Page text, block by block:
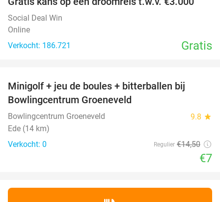
Social Deal Win
Online
Verkocht: 186.721
Gratis
NEW
TODAY
Minigolf + jeu de boules + bitterballen bij
Bowlingcentrum Groeneveld
Bowlingcentrum Groeneveld 9.8 star
Ede (14 km)
Verkocht: 0
Regulier €14,50
€7